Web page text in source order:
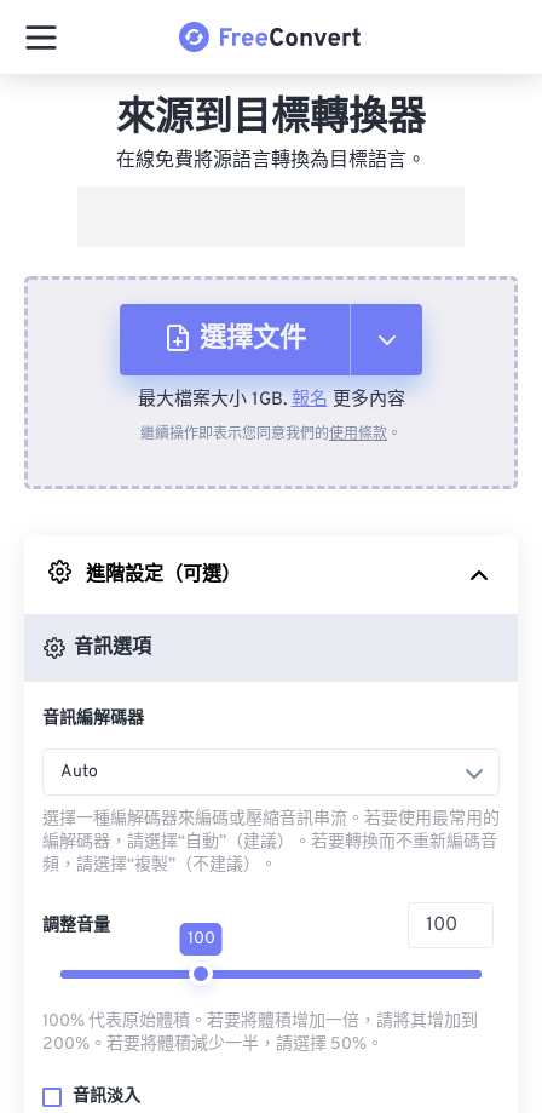
來源到目標轉換器
在線免費將源語言轉換為目標語言。
選擇文件
來自裝置
來自 Google 雲端硬碟
最大檔案大小 1GB.報名更多內容
繼續操作即表示您同意我們的使用條款 。
進階設定（可選）
音訊選項
音訊編解碼器
Auto
選擇一種編解碼器來編碼或壓縮音訊串流。若要使用最常用的
編解碼器，請選擇“自動”（建議）。若要轉換而不重新編碼音
頻，請選擇“複製”（不建議）。
調整音量
100
100% 代表原始體積。若要將體積增加一倍，請將其增加到
200%。若要將體積減少一半，請選擇 50%。
音訊淡入